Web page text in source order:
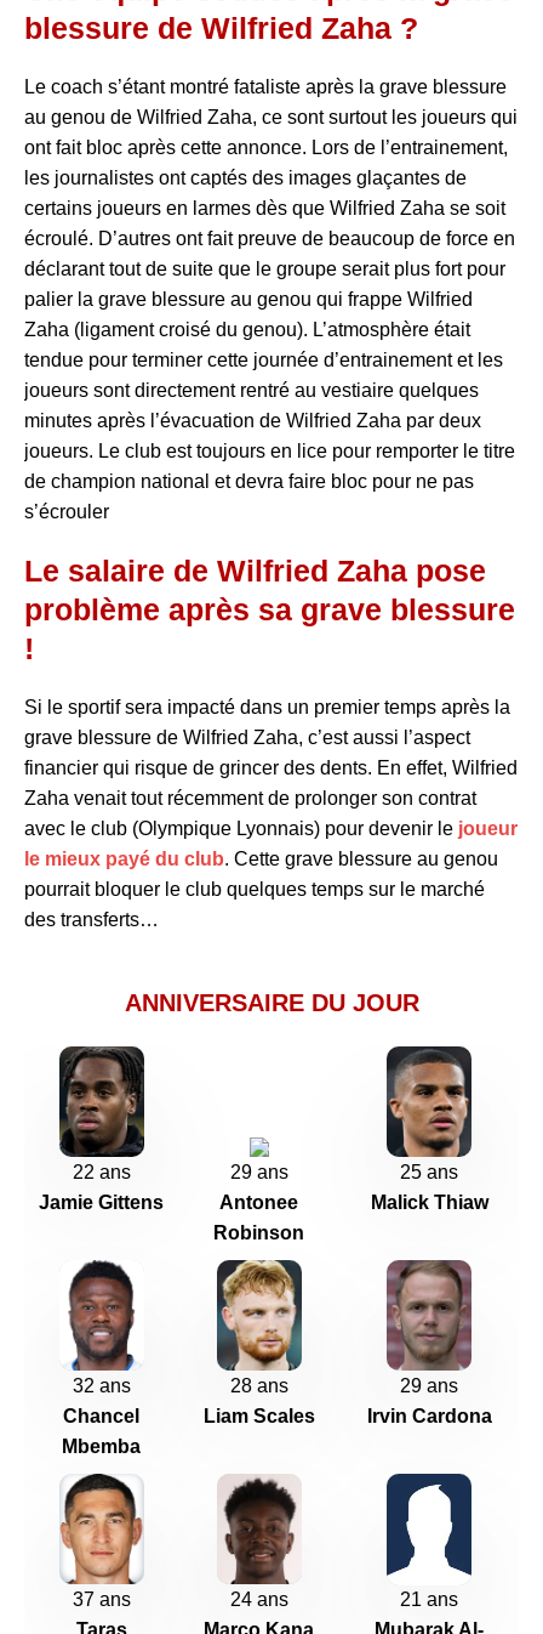
blessure de Wilfried Zaha ?
Le coach s’étant montré fataliste après la grave blessure
au genou de Wilfried Zaha, ce sont surtout les joueurs qui
ont fait bloc après cette annonce. Lors de l’entrainement,
les journalistes ont captés des images glaçantes de
certains joueurs en larmes dès que Wilfried Zaha se soit
écroulé. D’autres ont fait preuve de beaucoup de force en
déclarant tout de suite que le groupe serait plus fort pour
palier la grave blessure au genou qui frappe Wilfried
Zaha (ligament croisé du genou). L’atmosphère était
tendue pour terminer cette journée d’entrainement et les
joueurs sont directement rentré au vestiaire quelques
minutes après l’évacuation de Wilfried Zaha par deux
joueurs. Le club est toujours en lice pour remporter le titre
de champion national et devra faire bloc pour ne pas
s’écrouler
Le salaire de Wilfried Zaha pose
problème après sa grave blessure
!
Si le sportif sera impacté dans un premier temps après la
grave blessure de Wilfried Zaha, c’est aussi l’aspect
financier qui risque de grincer des dents. En effet, Wilfried
Zaha venait tout récemment de prolonger son contrat
avec le club (Olympique Lyonnais) pour devenir le joueur
le mieux payé du club. Cette grave blessure au genou
pourrait bloquer le club quelques temps sur le marché
des transferts…
ANNIVERSAIRE DU JOUR
22 ans 29 ans
25 ans
Jamie Gittens
Antonee
Robinson
Malick Thiaw
32 ans 28 ans
29 ans
Chancel
Mbemba
Liam Scales Irvin Cardona
37 ans 24 ans
21 ans